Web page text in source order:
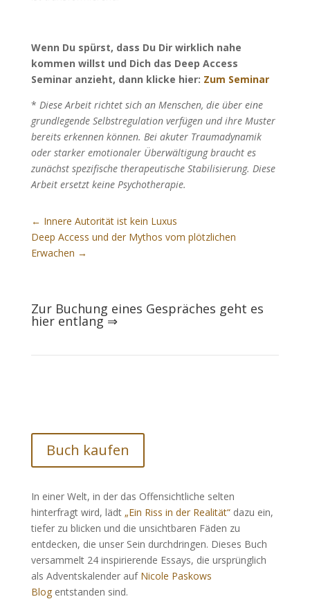
Wenn Du spürst, dass Du Dir wirklich nahe
kommen willst und Dich das Deep Access
Seminar anzieht, dann klicke hier: Zum Seminar
* Diese Arbeit richtet sich an Menschen, die über eine
grundlegende Selbstregulation verfügen und ihre Muster
bereits erkennen können. Bei akuter Traumadynamik
oder starker emotionaler Überwältigung braucht es
zunächst spezifische therapeutische Stabilisierung. Diese
Arbeit ersetzt keine Psychotherapie.
← Innere Autorität ist kein Luxus
Deep Access und der Mythos vom plötzlichen
Erwachen →
Zur Buchung eines Gespräches geht es
hier entlang⇒
Buch kaufen
In einer Welt, in der das Offensichtliche selten
hinterfragt wird, lädt „Ein Riss in der Realität“dazu ein,
tiefer zu blicken und die unsichtbaren Fäden zu
entdecken, die unser Sein durchdringen. Dieses Buch
versammelt 24 inspirierende Essays, die ursprünglich
als Adventskalender auf Nicole Paskows
Blog entstanden sind.